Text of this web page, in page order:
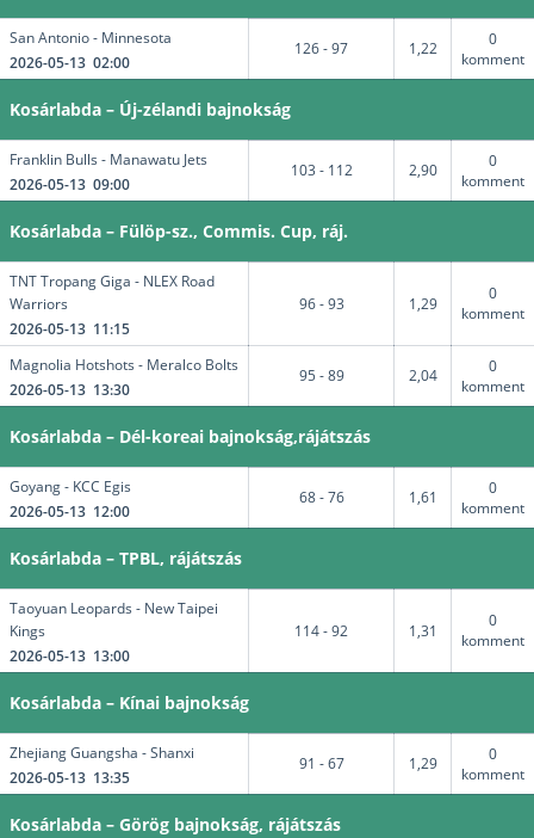
San Antonio - Minnesota
2026-05-13 02:00
126 - 97 1,22
0
komment
Kosárlabda – Új-zélandi bajnokság
Franklin Bulls - Manawatu Jets
2026-05-13 09:00
103 - 112 2,90
0
komment
Kosárlabda – Fülöp-sz., Commis. Cup, ráj.
TNT Tropang Giga - NLEX Road
Warriors
2026-05-13 11:15
96 - 93 1,29
0
komment
Magnolia Hotshots - Meralco Bolts
2026-05-13 13:30
95 - 89 2,04
0
komment
Kosárlabda – Dél-koreai bajnokság,rájátszás
Goyang - KCC Egis
2026-05-13 12:00
68 - 76 1,61
0
komment
Kosárlabda – TPBL, rájátszás
Taoyuan Leopards - New Taipei
Kings
2026-05-13 13:00
114 - 92 1,31
0
komment
Kosárlabda – Kínai bajnokság
Zhejiang Guangsha - Shanxi
2026-05-13 13:35
91 - 67 1,29
0
komment
Kosárlabda – Görög bajnokság, rájátszás